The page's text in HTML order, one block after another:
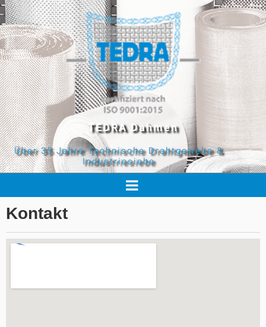
TEDRA Dahmen
Über 35 Jahre Technische Drahtgewebe &
Industriesiebe
Kontakt